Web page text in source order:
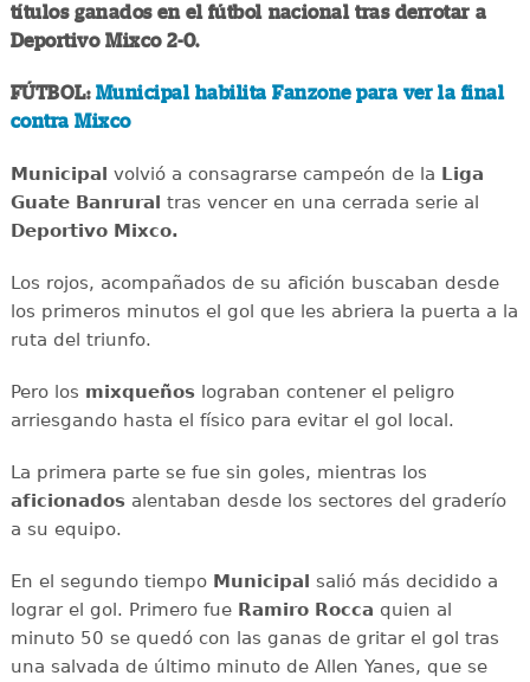
títulos ganados en el fútbol nacional tras derrotar a
Deportivo Mixco 2-0.
FÚTBOL: Municipal habilita Fanzone para ver la final
contra Mixco
Municipal volvió a consagrarse campeón de la Liga
Guate Banrural tras vencer en una cerrada serie al
Deportivo Mixco.
Los rojos, acompañados de su afición buscaban desde
los primeros minutos el gol que les abriera la puerta a la
ruta del triunfo.
Pero los mixqueñoslograban contener el peligro
arriesgando hasta el físico para evitar el gol local.
La primera parte se fue sin goles, mientras los
aficionadosalentaban desde los sectores del graderío
a su equipo.
En el segundo tiempo Municipal salió más decidido a
lograr el gol. Primero fue Ramiro Rocca quien al
minuto 50 se quedó con las ganas de gritar el gol tras
una salvada de último minuto de Allen Yanes, que se